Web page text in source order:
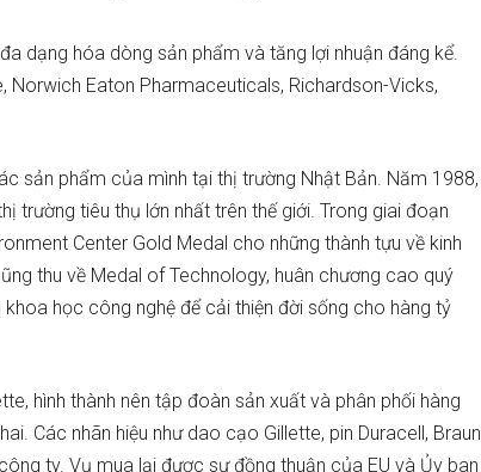
dạng hóa dòng sản phẩm và tăng lợi nhuận đáng kể.
Eaton Pharmaceuticals, Richardson-Vicks,
sản phẩm của mình tại thị trường Nhật Bản. Năm 1988,
trường tiêu thụ lớn nhất trên thế giới. Trong giai đoạn
Center Gold Medal cho những thành tựu về kinh
thu về Medal of Technology, huân chương cao quý
học công nghệ để cải thiện đời sống cho hàng tỷ
hình thành nên tập đoàn sản xuất và phân phối hàng
Các nhãn hiệu như dao cạo Gillette, pin Duracell, Braun
ty. Vụ mua lại được sự đồng thuận của EU và Ủy ban